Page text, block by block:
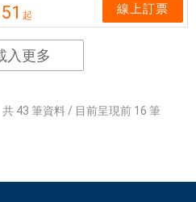
起 線上訂票
入更多
共 43 筆資料 / 目前呈現前 16 筆